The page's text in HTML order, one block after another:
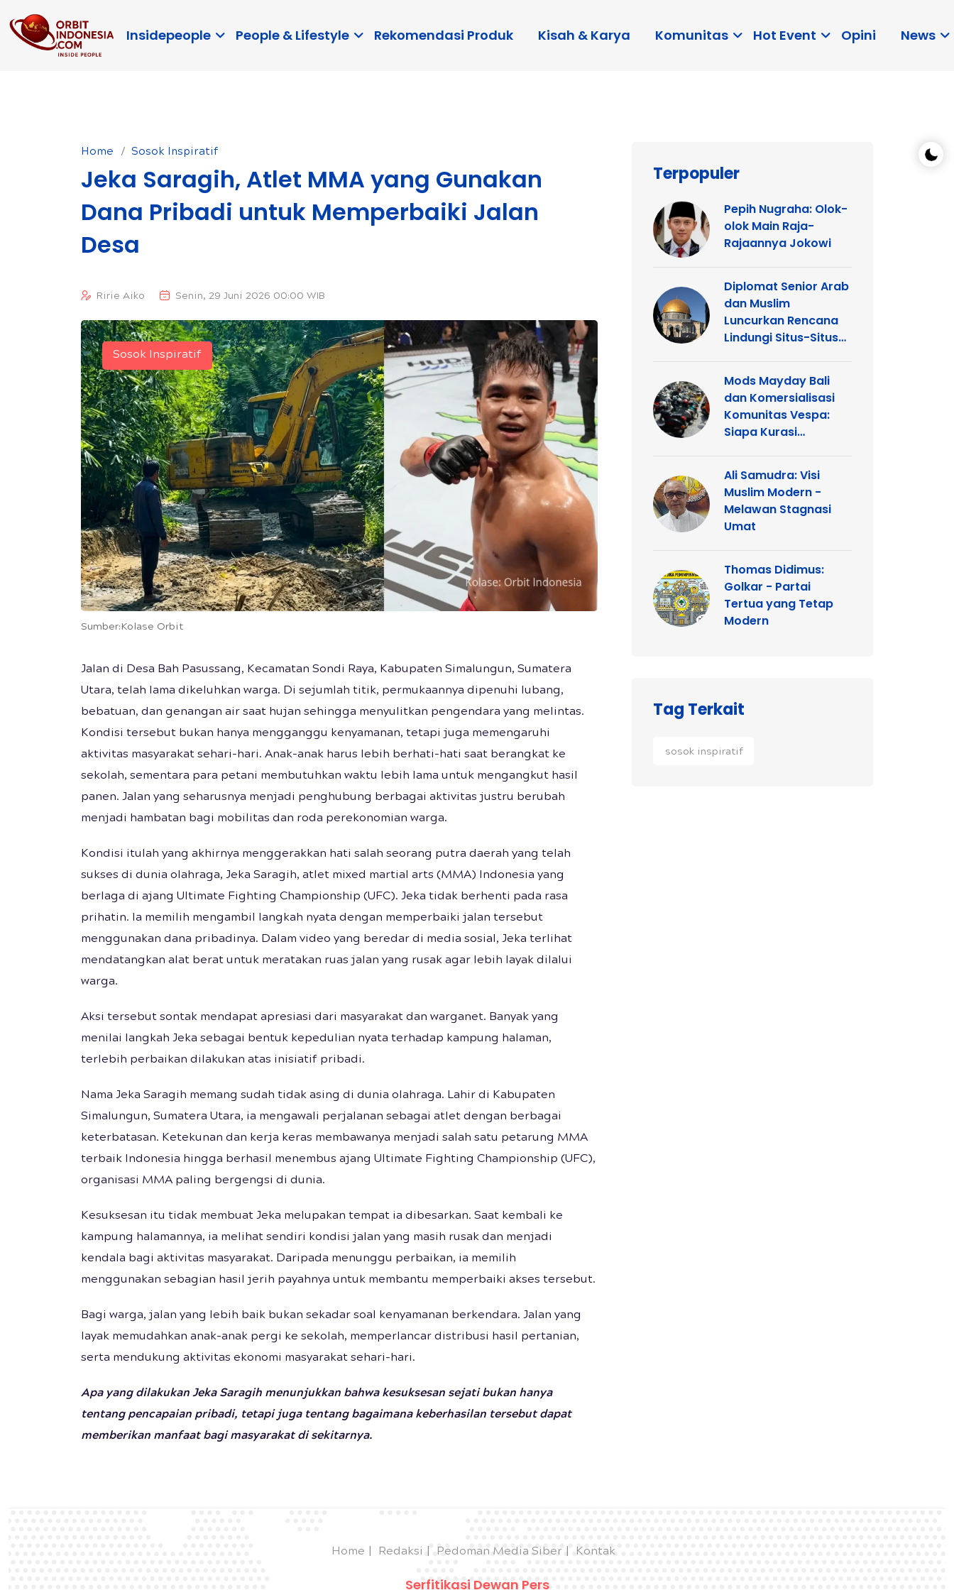
Insidepeople People & Lifestyle Rekomendasi Produk Kisah & Karya Komunitas Hot Event Opini News
Home Sosok Inspiratif
Jeka Saragih, Atlet MMA yang Gunakan
Dana Pribadi untuk Memperbaiki Jalan
Desa
Ririe Aiko Senin, 29 Juni 2026 00:00 WIB
Sumber:Kolase Orbit
Sosok Inspiratif
Jalan di Desa Bah Pasussang, Kecamatan Sondi Raya, Kabupaten Simalungun, Sumatera
Utara, telah lama dikeluhkan warga. Di sejumlah titik, permukaannya dipenuhi lubang,
bebatuan, dan genangan air saat hujan sehingga menyulitkan pengendara yang melintas.
Kondisi tersebut bukan hanya mengganggu kenyamanan, tetapi juga memengaruhi
aktivitas masyarakat sehari-hari. Anak-anak harus lebih berhati-hati saat berangkat ke
sekolah, sementara para petani membutuhkan waktu lebih lama untuk mengangkut hasil
panen. Jalan yang seharusnya menjadi penghubung berbagai aktivitas justru berubah
menjadi hambatan bagi mobilitas dan roda perekonomian warga.
Kondisi itulah yang akhirnya menggerakkan hati salah seorang putra daerah yang telah
sukses di dunia olahraga, Jeka Saragih, atlet mixed martial arts (MMA) Indonesia yang
berlaga di ajang Ultimate Fighting Championship (UFC). Jeka tidak berhenti pada rasa
prihatin. Ia memilih mengambil langkah nyata dengan memperbaiki jalan tersebut
menggunakan dana pribadinya. Dalam video yang beredar di media sosial, Jeka terlihat
mendatangkan alat berat untuk meratakan ruas jalan yang rusak agar lebih layak dilalui
warga.
Aksi tersebut sontak mendapat apresiasi dari masyarakat dan warganet. Banyak yang
menilai langkah Jeka sebagai bentuk kepedulian nyata terhadap kampung halaman,
terlebih perbaikan dilakukan atas inisiatif pribadi.
Nama Jeka Saragih memang sudah tidak asing di dunia olahraga. Lahir di Kabupaten
Simalungun, Sumatera Utara, ia mengawali perjalanan sebagai atlet dengan berbagai
keterbatasan. Ketekunan dan kerja keras membawanya menjadi salah satu petarung MMA
terbaik Indonesia hingga berhasil menembus ajang Ultimate Fighting Championship (UFC),
organisasi MMA paling bergengsi di dunia.
Kesuksesan itu tidak membuat Jeka melupakan tempat ia dibesarkan. Saat kembali ke
kampung halamannya, ia melihat sendiri kondisi jalan yang masih rusak dan menjadi
kendala bagi aktivitas masyarakat. Daripada menunggu perbaikan, ia memilih
menggunakan sebagian hasil jerih payahnya untuk membantu memperbaiki akses tersebut.
Bagi warga, jalan yang lebih baik bukan sekadar soal kenyamanan berkendara. Jalan yang
layak memudahkan anak-anak pergi ke sekolah, memperlancar distribusi hasil pertanian,
serta mendukung aktivitas ekonomi masyarakat sehari-hari.
Apa yang dilakukan Jeka Saragih menunjukkan bahwa kesuksesan sejati bukan hanya
tentang pencapaian pribadi, tetapi juga tentang bagaimana keberhasilan tersebut dapat
memberikan manfaat bagi masyarakat di sekitarnya.
Terpopuler
Pepih Nugraha: Olok-
olok Main Raja-
Rajaannya Jokowi
Diplomat Senior Arab
dan Muslim
Luncurkan Rencana
Lindungi Situs-Situs
Yerusalem
Mods Mayday Bali
dan Komersialisasi
Komunitas Vespa:
Siapa Kurasi
Ali Samudra: Visi
Muslim Modern -
Melawan Stagnasi
Umat
Thomas Didimus:
Golkar - Partai
Tertua yang Tetap
Modern
Tag Terkait
sosok inspiratif
Home Redaksi Pedoman Media Siber Kontak
Serfitikasi Dewan Pers